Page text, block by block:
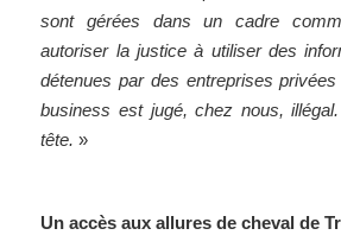
sont gérées dans un cadre
autoriser la justice à utiliser des
détenues par des entreprises
business est jugé, chez nous,
tête. »
Un accès aux allures de cheval de